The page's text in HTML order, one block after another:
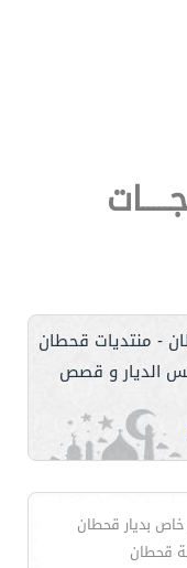
- منتديات قحطان
الديار و قصص
خاص بديار قحطان
قحطان